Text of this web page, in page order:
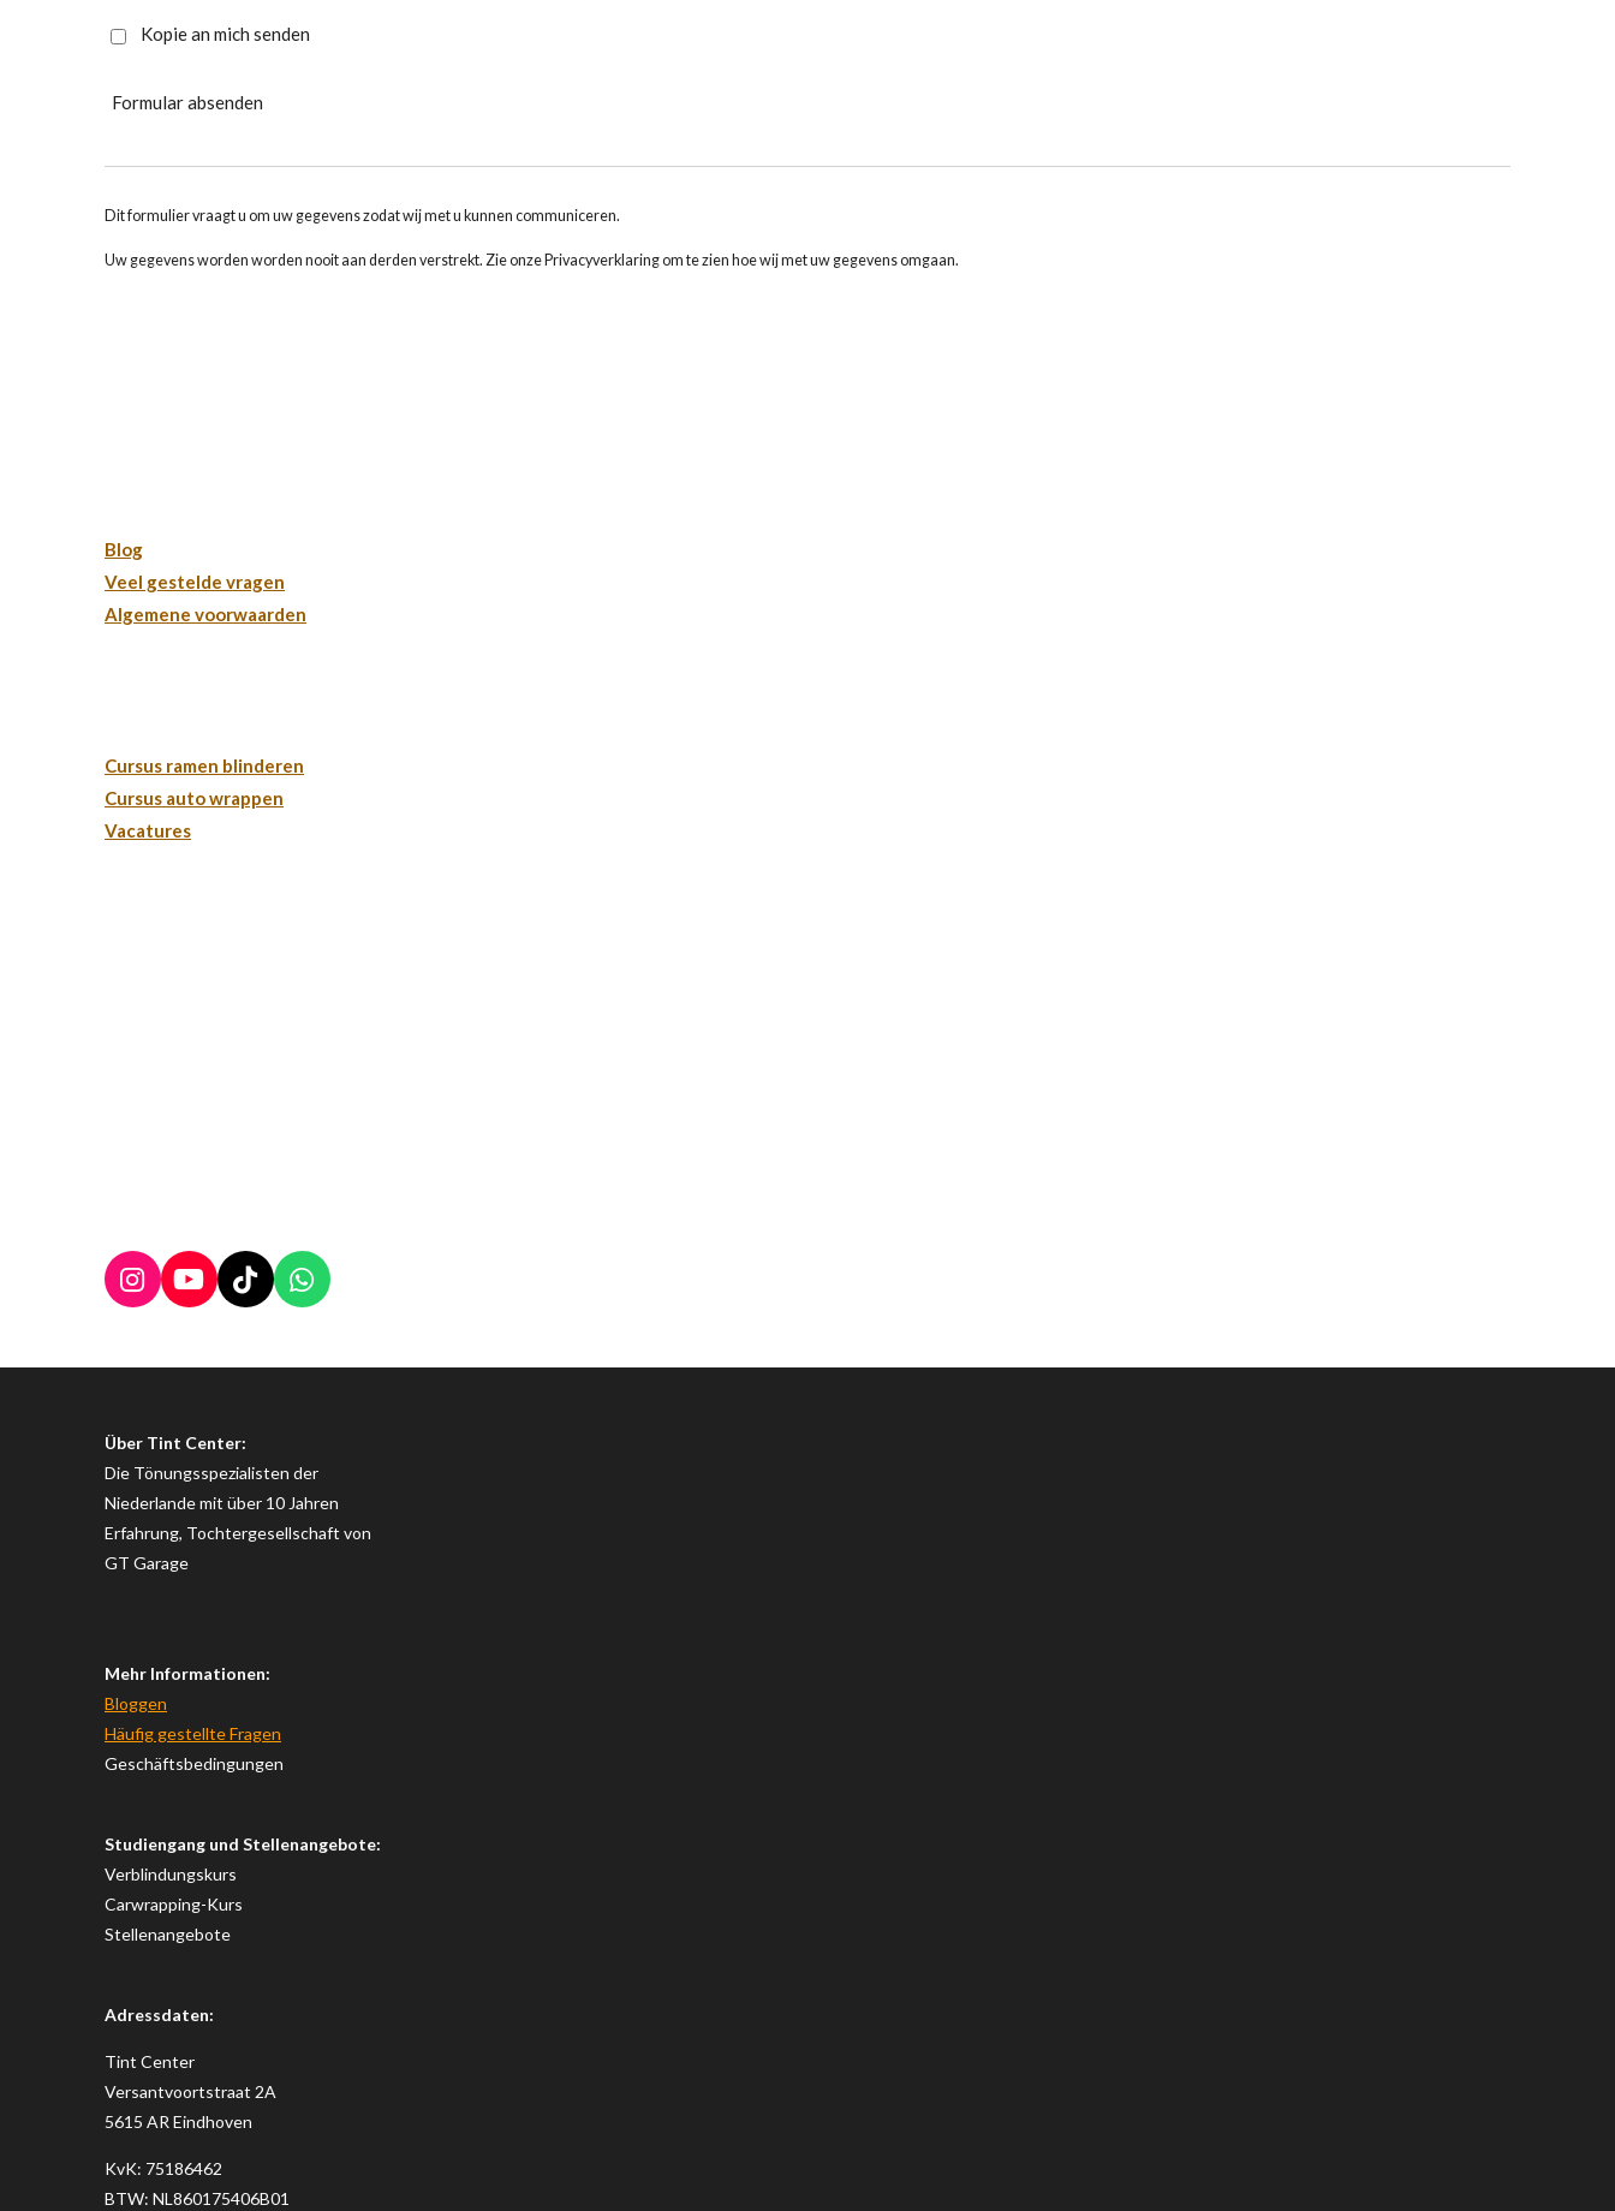
Kopie an mich senden
Formular absenden
Dit formulier vraagt u om uw gegevens zodat wij met u kunnen communiceren.
Uw gegevens worden worden nooit aan derden verstrekt. Zie onze Privacyverklaring om te zien hoe wij met uw gegevens omgaan.
Blog
Veel gestelde vragen
Algemene voorwaarden
Cursus ramen blinderen
Cursus auto wrappen
Vacatures
I
n
t
r
a
m
Y
o
T
e
T
i
T
W
h
t
p
Über Tint Center:
Die Tönungsspezialisten der
Niederlande mit über 10 Jahren
Erfahrung, Tochtergesellschaft von
GT Garage
Mehr Informationen:
Bloggen
Häufig gestellte Fragen
Geschäftsbedingungen
Studiengang und Stellenangebote:
Verblindungskurs
Carwrapping-Kurs
Stellenangebote
Adressdaten:
Tint Center
Versantvoortstraat 2A
5615 AR Eindhoven
KvK: 75186462
BTW: NL860175406B01